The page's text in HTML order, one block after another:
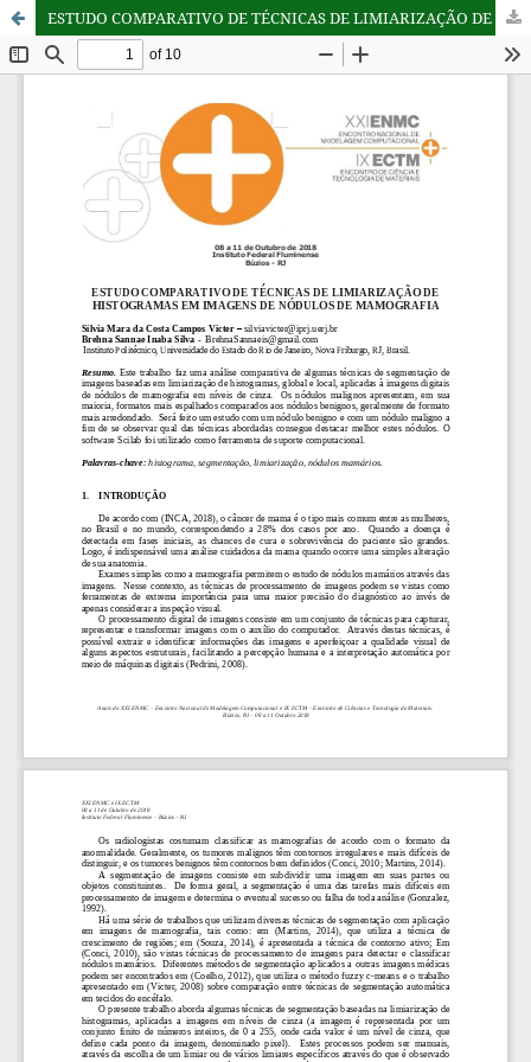
ESTUDO COMPARATIVO DE TÉCNICAS DE LIMIARIZAÇÃO DE HISTOGRAMAS EM IMAGENS DE NÓDULOS DE MAMOGRAFIA